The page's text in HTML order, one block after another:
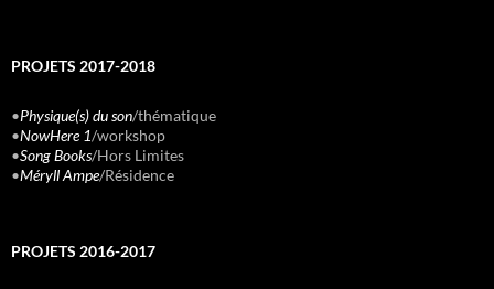
PROJETS 2017-2018
•Physique(s) du son/thématique
•NowHere 1/workshop
•Song Books/Hors Limites
•Méryll Ampe/Résidence
PROJETS 2016-2017